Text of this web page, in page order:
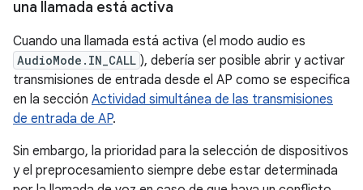
una llamada está activa
Cuando una llamada está activa (el modo audio es
AudioMode.IN_CALL ), debería ser posible abrir y activar
transmisiones de entrada desde el AP como se especifica
en la sección Actividad simultánea de las transmisiones
de entrada de AP.
Sin embargo, la prioridad para la selección de dispositivos
y el preprocesamiento siempre debe estar determinada